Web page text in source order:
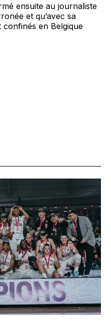
ensuite au journaliste
et qu’avec sa
en Belgique